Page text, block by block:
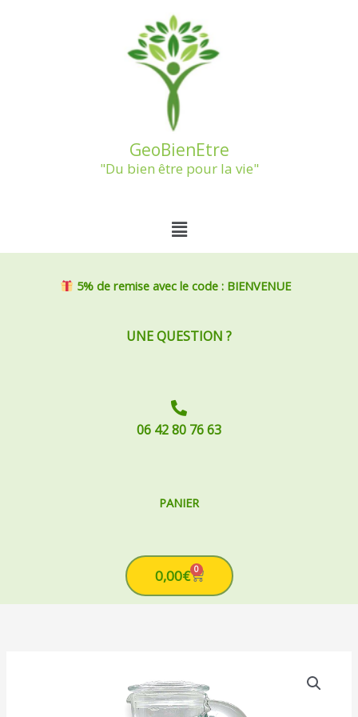
GeoBienEtre
"Du bien être pour la vie"
Menu
5% de remise avec le code : BIENVENUE
UNE QUESTION ?
06 42 80 76 63
PANIER
0,00€ 0
Cart